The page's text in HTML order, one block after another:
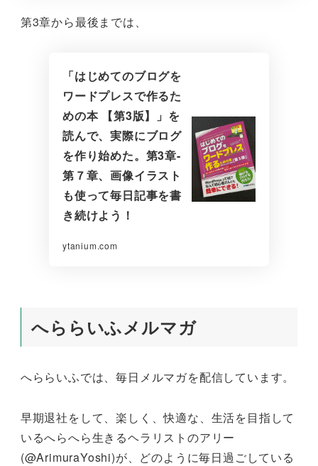
第3章から最後までは、
「はじめてのブログを
ワードプレスで作るた
めの本 【第3版】」を
読んで、実際にブログ
を作り始めた。第3章-
第７章、画像イラスト
も使って毎日記事を書
き続けよう！
ytanium.com
へららいふメルマガ
へららいふでは、毎日メルマガを配信しています。
早期退社をして、楽しく、快適な、生活を目指して
いるへらへら生きるヘラリストのアリー
(@ArimuraYoshi)が、どのように毎日過ごしている